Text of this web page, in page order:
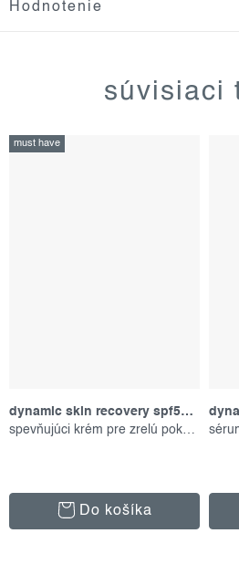
Hodnotenie
súvisiaci
must have
dynamic skin recovery spf50, 100 ml
spevňujúci krém pre zrelú pokožku
Do košíka